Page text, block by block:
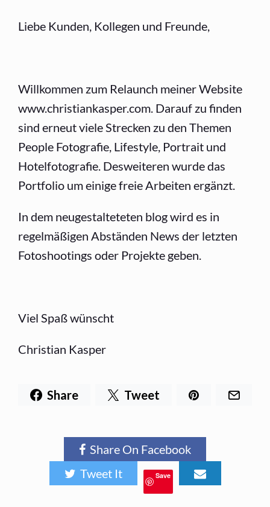
Liebe Kunden, Kollegen und Freunde,
Willkommen zum Relaunch meiner Website
www.christiankasper.com. Darauf zu finden
sind erneut viele Strecken zu den Themen
People Fotografie, Lifestyle, Portrait und
Hotelfotografie. Desweiteren wurde das
Portfolio um einige freie Arbeiten ergänzt.
In dem neugestalteteten blog wird es in
regelmäßigen Abständen News der letzten
Fotoshootings oder Projekte geben.
Viel Spaß wünscht
Christian Kasper
Share Tweet
Share On Facebook
Tweet It
Save